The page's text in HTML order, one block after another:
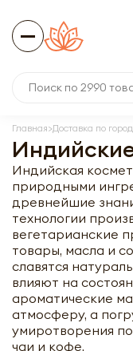
Главная Доставка по
Индийская
природными
древнейшие
технологии
вегетарианские
товары, масла и
славятся
влияют на
ароматические
атмосферу, а
умиротворения
чаи и кофе.